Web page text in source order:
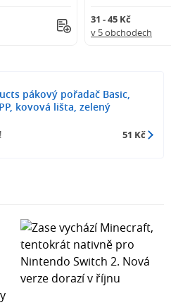
31 - 45 Kč
v 5 obchodech
pákový pořadač Basic,
kovová lišta, zelený
51 Kč